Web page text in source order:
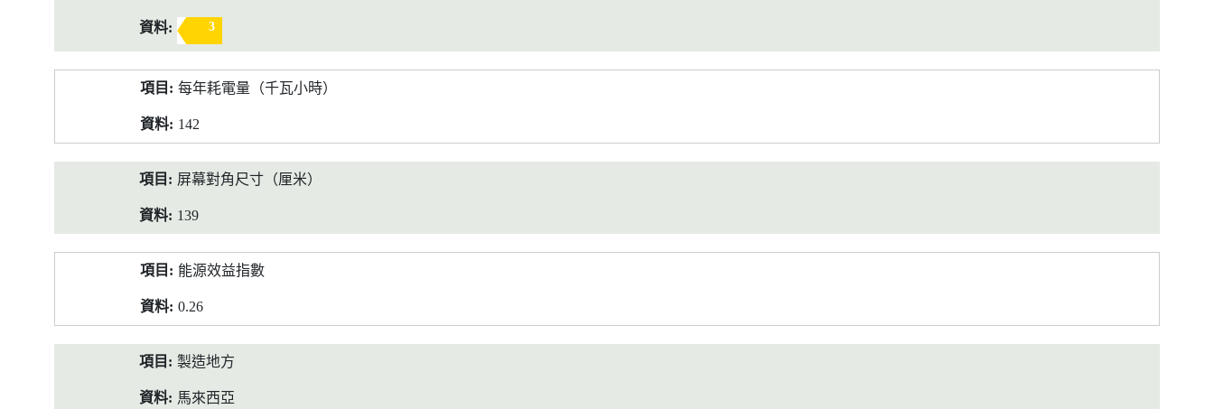
3
每年耗電量（千瓦小時）
142
屏幕對角尺寸（厘米）
139
能源效益指數
0.26
製造地方
馬來西亞